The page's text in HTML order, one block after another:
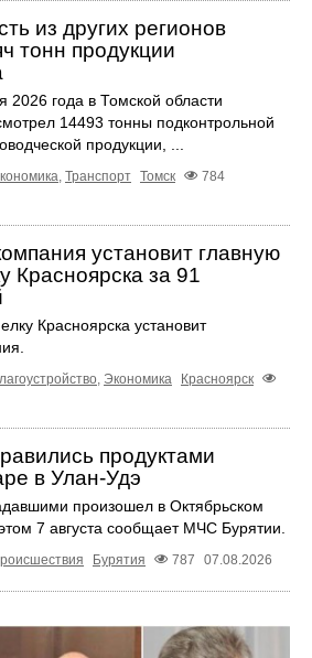
из других регионов
тонн продукции
года в Томской области
14493 тонны подконтрольной
продукции, ...
, Транспорт Томск
784
установит главную
Красноярска за 91
Красноярска установит
, Экономика
Красноярск
продуктами
в Улан-Удэ
произошел в Октябрьском
7 августа сообщает МЧС Бурятии.
Бурятия 787 07.08.2026